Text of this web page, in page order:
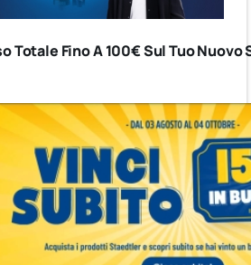
Totale Fino A 100€ Sul Tuo